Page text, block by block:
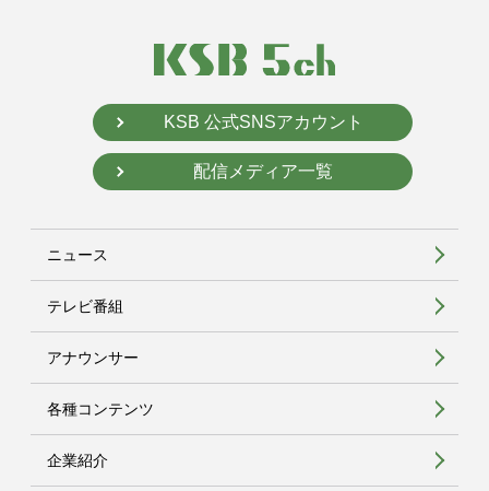
KSB 公式SNSアカウント
配信メディア一覧
ニュース
テレビ番組
アナウンサー
各種コンテンツ
企業紹介